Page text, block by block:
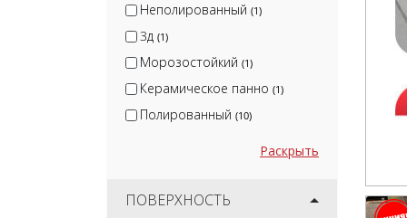
Неполированный (1)
3д (1)
Морозостойкий (1)
Керамическое панно (1)
Полированный (10)
Раскрыть
ПОВЕРХНОСТЬ